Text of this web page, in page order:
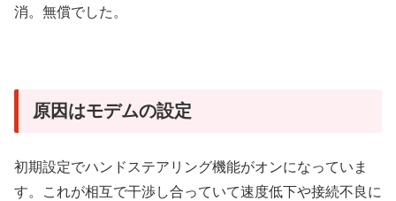
消。無償でした。
原因はモデムの設定
初期設定でハンドステアリング機能がオンになっていま
す。これが相互で干渉し合っていて速度低下や接続不良に